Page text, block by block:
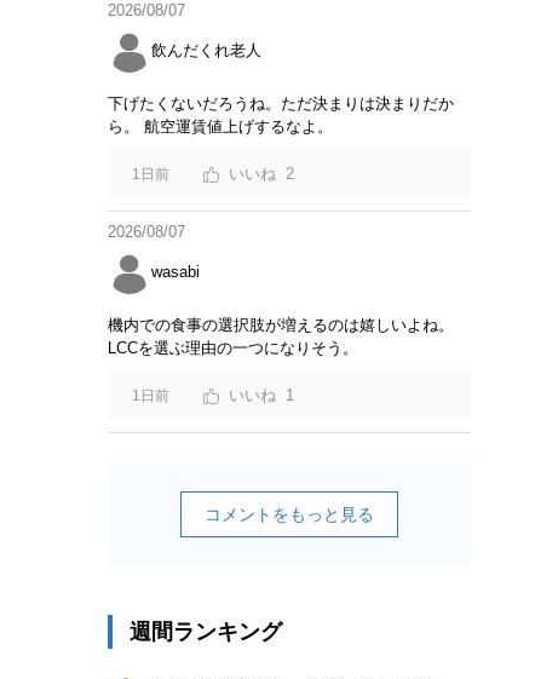
2026/08/07
飲んだくれ老人
下げたくないだろうね。ただ決まりは決まりだか
ら。 航空運賃値上げするなよ。
1日前 2
2026/08/07
wasabi
機内での食事の選択肢が増えるのは嬉しいよね。
LCCを選ぶ理由の一つになりそう。
1日前 1
コメントをもっと見る
週間ランキング